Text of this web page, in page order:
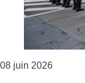
08 juin 2026